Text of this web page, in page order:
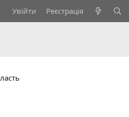
Увійти Реєстрація